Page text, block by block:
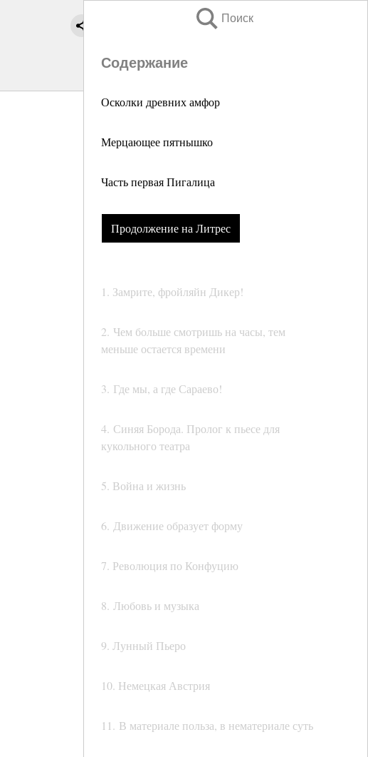
Поиск
Содержание
Осколки древних амфор
Мерцающее пятнышко
Часть первая Пигалица
Продолжение на Литрес
1. Замрите, фройляйн Дикер!
2. Чем больше смотришь на часы, тем
меньше остается времени
3. Где мы, а где Сараево!
4. Синяя Борода. Пролог к пьесе для
кукольного театра
5. Война и жизнь
6. Движение образует форму
7. Революция по Конфуцию
8. Любовь и музыка
9. Лунный Пьеро
10. Немецкая Австрия
11. В материале польза, в нематериале суть